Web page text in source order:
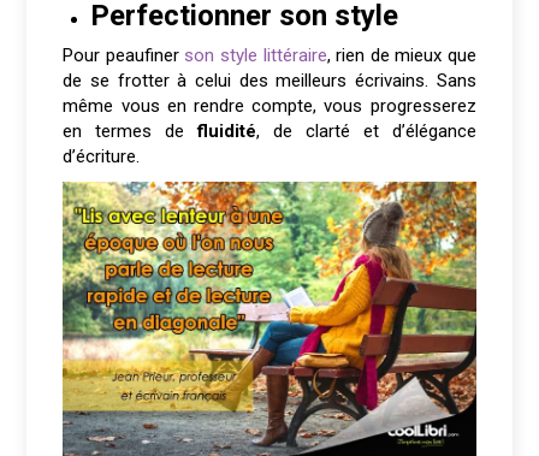
Perfectionner son style
Pour peaufiner son style littéraire, rien de mieux que
de se frotter à celui des meilleurs écrivains. Sans
même vous en rendre compte, vous progresserez
en termes defluidité, de clarté et d’élégance
d’écriture.